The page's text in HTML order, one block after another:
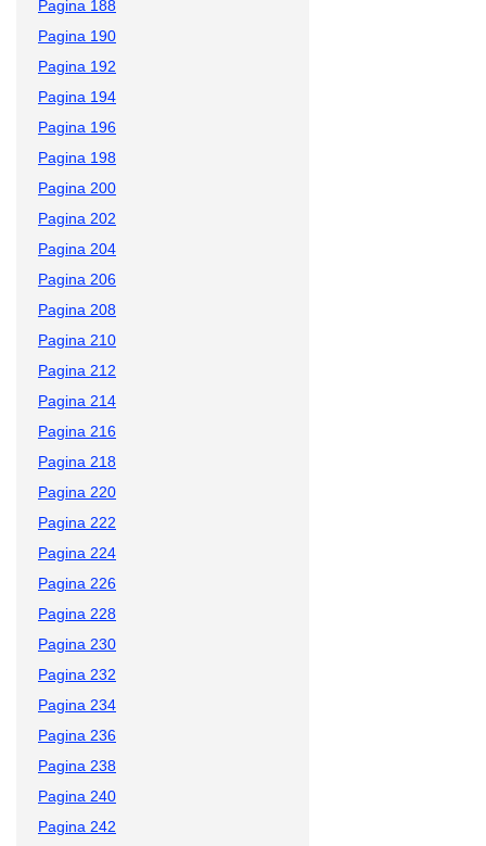
Pagina 188
Pagina 190
Pagina 192
Pagina 194
Pagina 196
Pagina 198
Pagina 200
Pagina 202
Pagina 204
Pagina 206
Pagina 208
Pagina 210
Pagina 212
Pagina 214
Pagina 216
Pagina 218
Pagina 220
Pagina 222
Pagina 224
Pagina 226
Pagina 228
Pagina 230
Pagina 232
Pagina 234
Pagina 236
Pagina 238
Pagina 240
Pagina 242